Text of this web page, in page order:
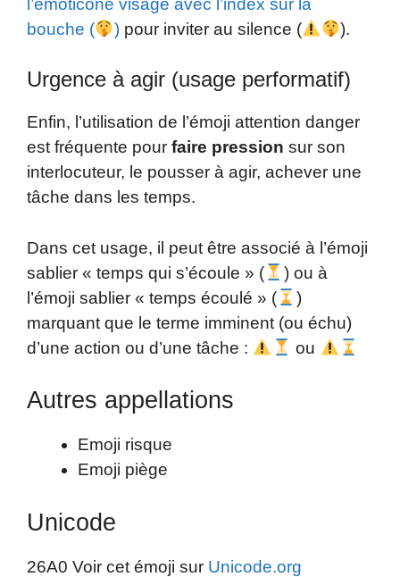
bouche (
)pour inviter au silence ( ).
Urgence à agir (usage performatif)
Enfin, l’utilisation de l’émoji attention danger
est fréquente pour faire pression sur son
interlocuteur, le pousser à agir, achever une
tâche dans les temps.
Dans cet usage, il peut être associé à l’émoji
sablier « temps qui s’écoule » (
) ou à
l’émoji sablier « temps écoulé » (
)
marquant que le terme imminent (ou échu)
d’une action ou d’une tâche :
ou
Autres appellations
Emoji risque
Emoji piège
Unicode
26A0 Voir cet émoji sur Unicode.org